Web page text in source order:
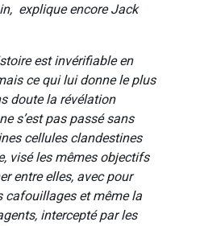
explique encore Jack
est invérifiable en
ce qui lui donne le plus
doute la révélation
s’est pas passé sans
cellules clandestines
visé les mêmes objectifs
entre elles, avec pour
cafouillages et même la
intercepté par les